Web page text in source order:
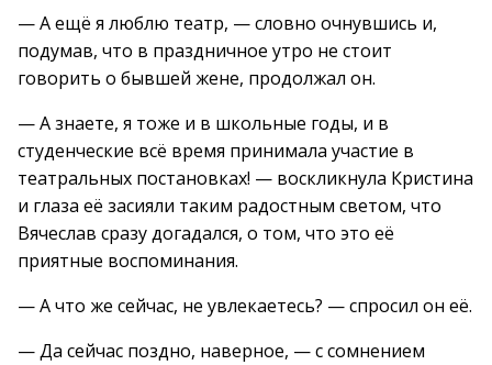
— А ещё я люблю театр, — словно очнувшись и,
подумав, что в праздничное утро не стоит
говорить о бывшей жене, продолжал он.
— А знаете, я тоже и в школьные годы, и в
студенческие всё время принимала участие в
театральных постановках! — воскликнула Кристина
и глаза её засияли таким радостным светом, что
Вячеслав сразу догадался, о том, что это её
приятные воспоминания.
— А что же сейчас, не увлекаетесь? — спросил он её.
— Да сейчас поздно, наверное, — с сомнением